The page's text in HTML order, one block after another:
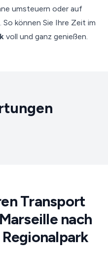
umsteuern oder auf
So können Sie Ihre Zeit im
voll und ganz genießen.
Transport
nach